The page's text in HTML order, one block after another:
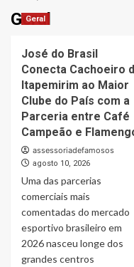
Geral
Geral
José do Brasil
Conecta Cachoeiro
Itapemirim ao Maior
Clube do País com a
Parceria entre Café
Campeão e
assessoriadefamosos
agosto 10, 2026
Uma das parcerias
comerciais mais
comentadas do mercado
esportivo brasileiro em
2026 nasceu longe dos
grandes centros